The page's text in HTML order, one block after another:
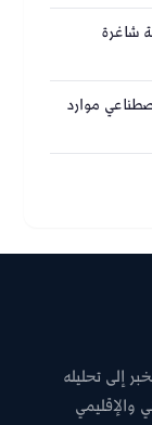
تعلن عن 85 وظيفة شاغرة
موارد
إلى تحليله
والإقليمي